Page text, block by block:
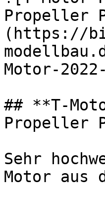
Propeller
(https://
Motor-
## **T-
Propeller
Sehr
Motor aus